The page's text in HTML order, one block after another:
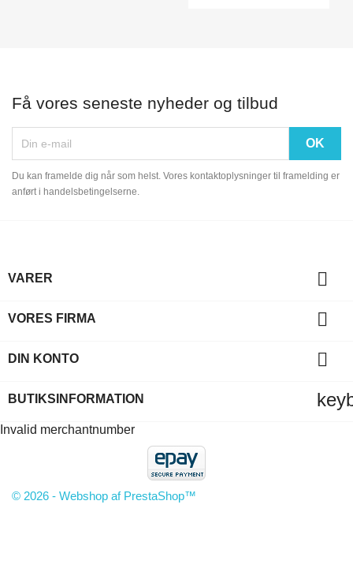
Få vores seneste nyheder og tilbud
Du kan framelde dig når som helst. Vores kontaktoplysninger til framelding er
anført i handelsbetingelserne.
VARER 
VORES FIRMA 
DIN KONTO 
BUTIKSINFORMATION
Invalid merchantnumber
© 2026 - Webshop af PrestaShop™